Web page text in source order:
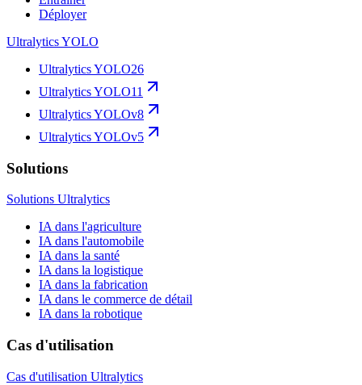
Déployer
Ultralytics YOLO
Ultralytics YOLO26
Ultralytics YOLO11
Ultralytics YOLOv8
Ultralytics YOLOv5
Solutions
Solutions Ultralytics
IA dans l'agriculture
IA dans l'automobile
IA dans la santé
IA dans la logistique
IA dans la fabrication
IA dans le commerce de détail
IA dans la robotique
Cas d'utilisation
Cas d'utilisation Ultralytics